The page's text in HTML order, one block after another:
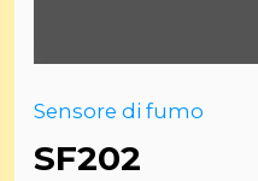
Sensore di fumo
SF202